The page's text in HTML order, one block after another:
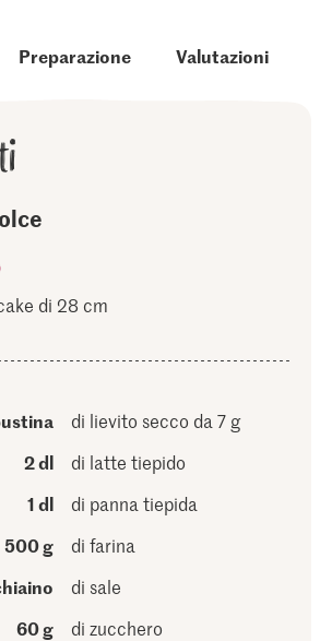
Preparazione Valutazioni
di 28 cm
di lievito secco da 7 g
2 dl
di latte tiepido
1 dl
di panna tiepida
500 g
di farina
di sale
60 g
di zucchero